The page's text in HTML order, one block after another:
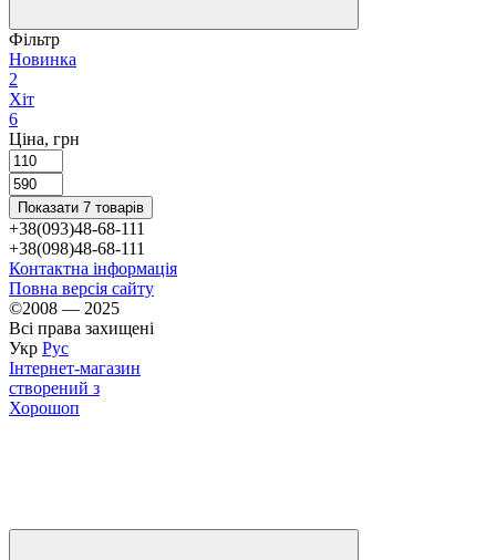
Фільтр
Новинка
2
Хіт
6
Ціна, грн
Показати 7 товарів
+38(093)48-68-111
+38(098)48-68-111
Контактна інформація
Повна версія сайту
©2008 — 2025
Всі права захищені
Укр Рус
Інтернет-магазин
створений з
Хорошоп